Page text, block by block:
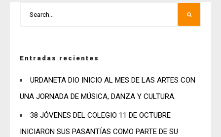
Entradas recientes
URDANETA DIO INICIO AL MES DE LAS ARTES CON
UNA JORNADA DE MÚSICA, DANZA Y CULTURA.
38 JÓVENES DEL COLEGIO 11 DE OCTUBRE
INICIARON SUS PASANTÍAS COMO PARTE DE SU